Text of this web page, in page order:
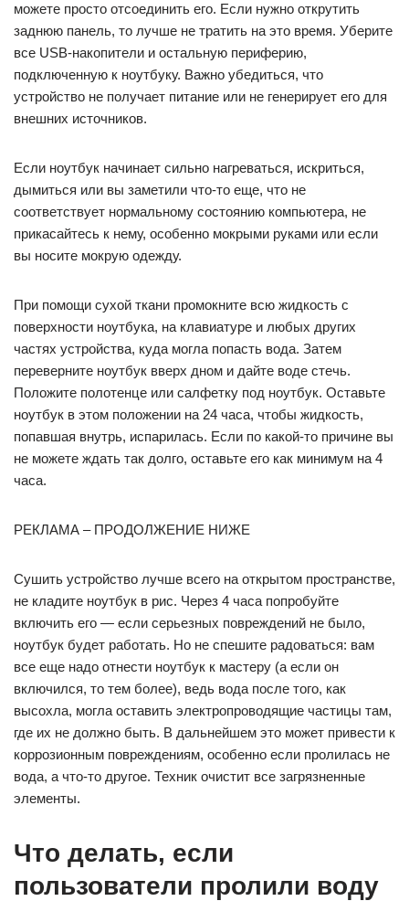
можете просто отсоединить его. Если нужно открутить
заднюю панель, то лучше не тратить на это время. Уберите
все USB-накопители и остальную периферию,
подключенную к ноутбуку. Важно убедиться, что
устройство не получает питание или не генерирует его для
внешних источников.
Если ноутбук начинает сильно нагреваться, искриться,
дымиться или вы заметили что-то еще, что не
соответствует нормальному состоянию компьютера, не
прикасайтесь к нему, особенно мокрыми руками или если
вы носите мокрую одежду.
При помощи сухой ткани промокните всю жидкость с
поверхности ноутбука, на клавиатуре и любых других
частях устройства, куда могла попасть вода. Затем
переверните ноутбук вверх дном и дайте воде стечь.
Положите полотенце или салфетку под ноутбук. Оставьте
ноутбук в этом положении на 24 часа, чтобы жидкость,
попавшая внутрь, испарилась. Если по какой-то причине вы
не можете ждать так долго, оставьте его как минимум на 4
часа.
РЕКЛАМА – ПРОДОЛЖЕНИЕ НИЖЕ
Сушить устройство лучше всего на открытом пространстве,
не кладите ноутбук в рис. Через 4 часа попробуйте
включить его — если серьезных повреждений не было,
ноутбук будет работать. Но не спешите радоваться: вам
все еще надо отнести ноутбук к мастеру (а если он
включился, то тем более), ведь вода после того, как
высохла, могла оставить электропроводящие частицы там,
где их не должно быть. В дальнейшем это может привести к
коррозионным повреждениям, особенно если пролилась не
вода, а что-то другое. Техник очистит все загрязненные
элементы.
Что делать, если
пользователи пролили воду